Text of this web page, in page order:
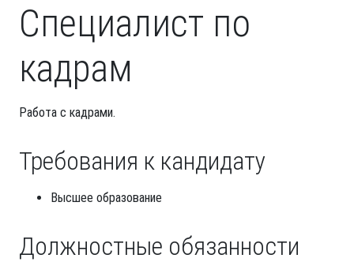
Специалист по
кадрам
Работа с кадрами.
Требования к кандидату
Высшее образование
Должностные обязанности